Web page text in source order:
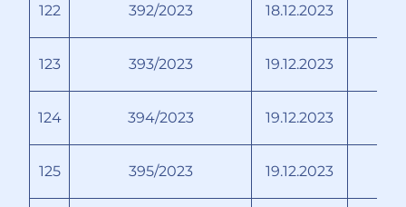
122 392/2023 18.12.2023
123 393/2023 19.12.2023
124 394/2023 19.12.2023
125 395/2023 19.12.2023